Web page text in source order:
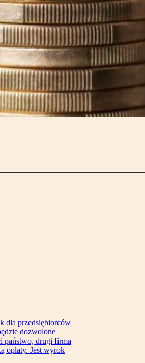
dla przedsiębiorców
dozwolone
państwo, drugi firma
opłaty. Jest wyrok